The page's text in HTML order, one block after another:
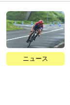
ニュース